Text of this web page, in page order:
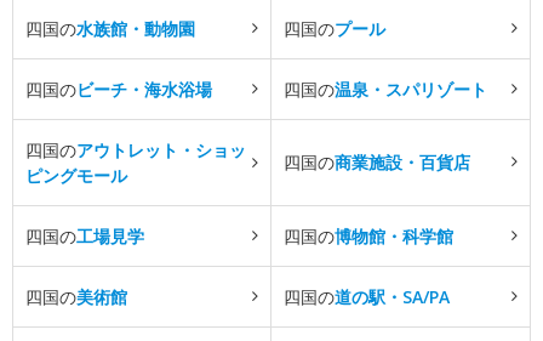
四国の水族館・動物園 四国のプール
四国のビーチ・海水浴場 四国の温泉・スパリゾート
四国のアウトレット・ショッ
ピングモール
四国の商業施設・百貨店
四国の工場見学 四国の博物館・科学館
四国の美術館 四国の道の駅・SA/PA